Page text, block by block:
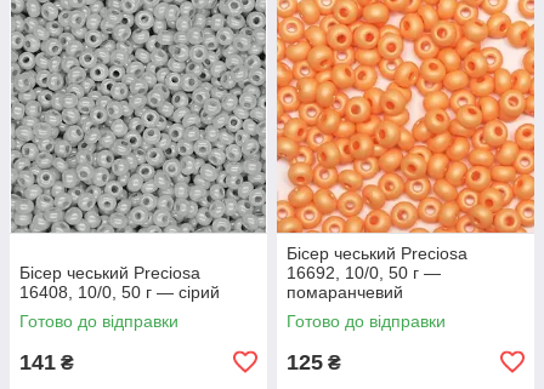
Бісер чеський Preciosa
16408, 10/0, 50 г — сірий
Готово до відправки
141 ₴
Бісер чеський Preciosa
16692, 10/0, 50 г —
помаранчевий
Готово до відправки
125 ₴